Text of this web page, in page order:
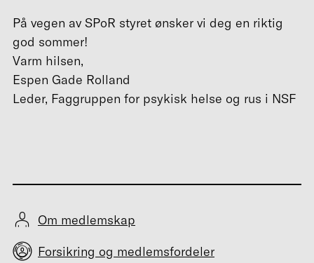
På vegen av SPoR styret ønsker vi deg en riktig
god sommer!
Varm hilsen,
Espen Gade Rolland
Leder, Faggruppen for psykisk helse og rus i NSF
Om medlemskap
Forsikring og medlemsfordeler